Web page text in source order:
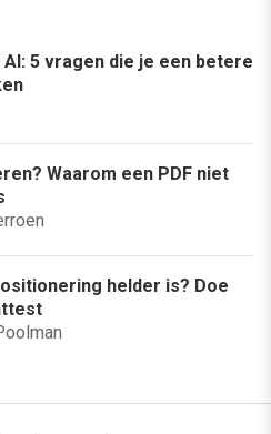
5 vragen die je een betere
Waarom een PDF niet
helder is? Doe